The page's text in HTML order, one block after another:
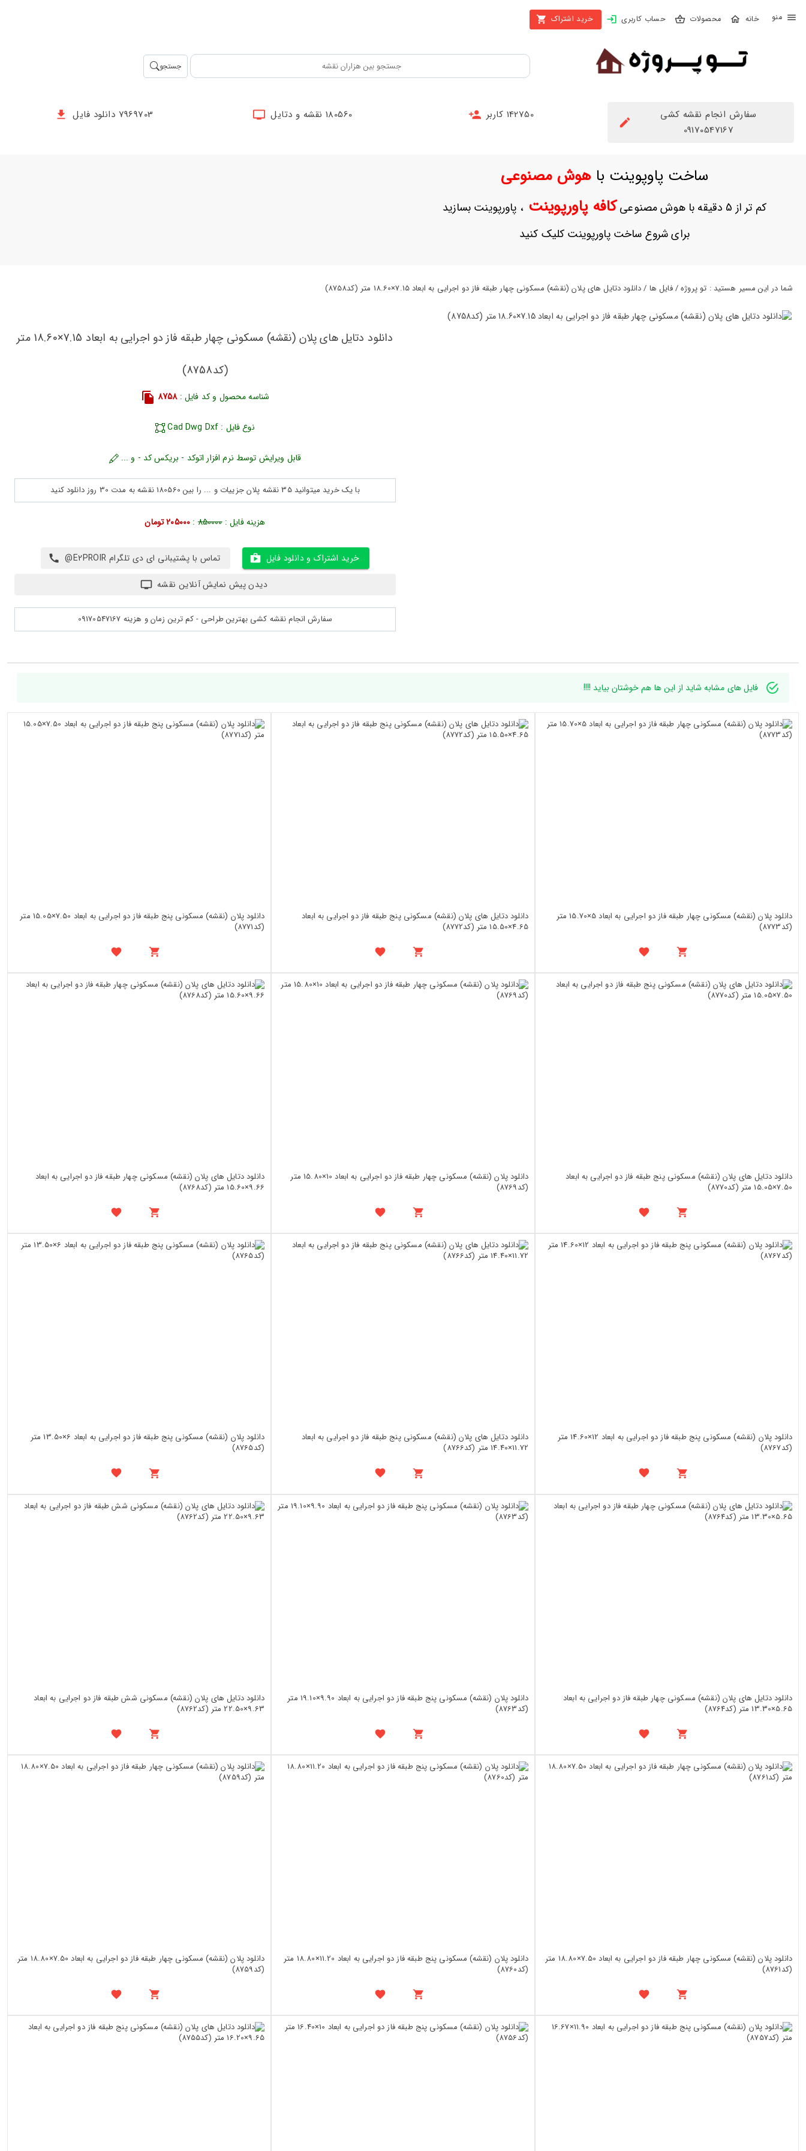
محصولات حساب کاربری خرید اشتراک
بستن
محصولات
حساب
جستجو
سفارش انجام نقشه کشی
09170547167
142750 کاربر 180560 نقشه و دتایل 7969703 دانلود فایل
ساخت پاوپوینت باهوش مصنوعی
کم تر از 5 دقیقه با هوش مصنوعی کافه پاورپوینت، پاورپوینت بسازید
برای شروع ساخت پاورپوینت کلیک کنید
شما در این مسیر هستید : تو پروژه / فایل ها / دانلود دتایل های پلان (نقشه) مسکونی چهار طبقه فاز دو اجرایی به ابعاد 7.15×18.60 متر (کد8758)
دانلود دتایل های پلان (نقشه) مسکونی چهار طبقه فاز دو اجرایی به ابعاد 7.15×18.60 متر
(کد8758)
شناسه محصول و کد فایل :8758
نوع فایل : Cad Dwg Dxf
قابل ویرایش توسط نرم افزار اتوکد - بریکس کد - و ...
با یک خرید میتوانید 35 نقشه پلان جزییات و ... را بین 180560 نقشه به مدت 30 روز دانلود کنید
هزینه فایل :850000
: 205000 تومان
خرید اشتراک و دانلود فایل
تماس با پشتیبانی ای دی تلگرام E2PROIR@
دیدن پیش نمایش آنلاین نقشه
سفارش انجام نقشه کشی بهترین طراحی - کم ترین زمان و هزینه 09170547167
فایل های مشابه شاید از این ها هم خوشتان بیاید !!!!
دانلود پلان (نقشه) مسکونی چهار طبقه فاز دو اجرایی به ابعاد 5×15.70 متر
(کد8773)
دانلود دتایل های پلان (نقشه) مسکونی پنج طبقه فاز دو اجرایی به ابعاد
4.65×15.50 متر (کد8772)
دانلود پلان (نقشه) مسکونی پنج طبقه فاز دو اجرایی به ابعاد 7.50×15.05 متر
(کد8771)
دانلود دتایل های پلان (نقشه) مسکونی پنج طبقه فاز دو اجرایی به ابعاد
7.50×15.05 متر (کد8770)
دانلود پلان (نقشه) مسکونی چهار طبقه فاز دو اجرایی به ابعاد 10×15.80 متر
(کد8769)
دانلود دتایل های پلان (نقشه) مسکونی چهار طبقه فاز دو اجرایی به ابعاد
9.66×15.60 متر (کد8768)
دانلود پلان (نقشه) مسکونی پنج طبقه فاز دو اجرایی به ابعاد 12×14.60 متر
(کد8767)
دانلود دتایل های پلان (نقشه) مسکونی پنج طبقه فاز دو اجرایی به ابعاد
11.72×14.40 متر (کد8766)
دانلود پلان (نقشه) مسکونی پنج طبقه فاز دو اجرایی به ابعاد 6×13.50 متر
(کد8765)
دانلود دتایل های پلان (نقشه) مسکونی چهار طبقه فاز دو اجرایی به ابعاد
5.65×13.30 متر (کد8764)
دانلود پلان (نقشه) مسکونی پنج طبقه فاز دو اجرایی به ابعاد 9.90×19.10 متر
(کد8763)
دانلود دتایل های پلان (نقشه) مسکونی شش طبقه فاز دو اجرایی به ابعاد
9.63×22.50 متر (کد8762)
دانلود پلان (نقشه) مسکونی چهار طبقه فاز دو اجرایی به ابعاد 7.50×18.80 متر
(کد8761)
دانلود پلان (نقشه) مسکونی پنج طبقه فاز دو اجرایی به ابعاد 11.20×18.80 متر
(کد8760)
دانلود پلان (نقشه) مسکونی چهار طبقه فاز دو اجرایی به ابعاد 7.50×18.80 متر
(کد8759)